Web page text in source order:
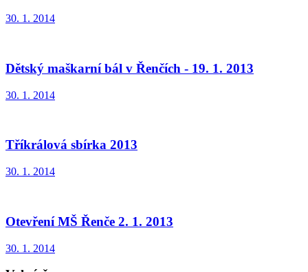
30. 1. 2014
Dětský maškarní bál v Řenčích - 19. 1. 2013
30. 1. 2014
Tříkrálová sbírka 2013
30. 1. 2014
Otevření MŠ Řenče 2. 1. 2013
30. 1. 2014